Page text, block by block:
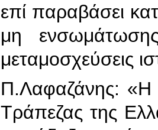
επί παραβάσει
μη
μεταμοσχεύσεις
Π.Λαφαζάνης: «Η
Τράπεζας της